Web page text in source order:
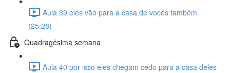
Aula 39 eles vão para a casa de vocês também
(25:28)
Quadragésima semana
Aula 40 por isso eles chegam cedo para a casa deles